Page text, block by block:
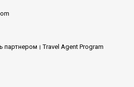
партнером Travel Agent Program